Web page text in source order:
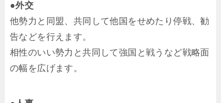
●外交
他勢力と同盟、共同して他国をせめたり停戦、勧
告などを行えます。
相性のいい勢力と共同して強国と戦うなど戦略面
の幅を広げます。